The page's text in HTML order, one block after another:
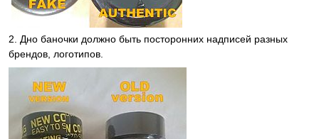
2. Дно баночки должно быть посторонних надписей разных
брендов, логотипов.